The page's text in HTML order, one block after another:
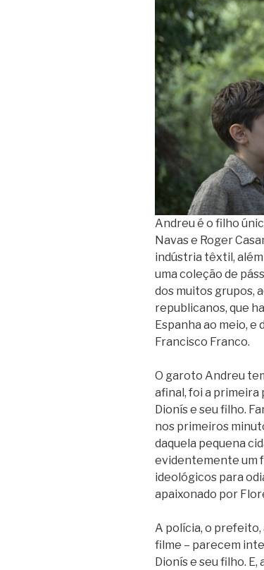
Andreu é o filho
Navas e Roger
indústria têxtil, além
uma coleção de
dos muitos grupos,
republicanos, que
Espanha ao meio, e
Francisco Franco.
O garoto Andreu
afinal, foi a primeira
Dionís e seu filho.
nos primeiros
daquela pequena
evidentemente um
ideológicos para
apaixonado por
A polícia, o prefeito,
filme – parecem
Dionís e seu filho.